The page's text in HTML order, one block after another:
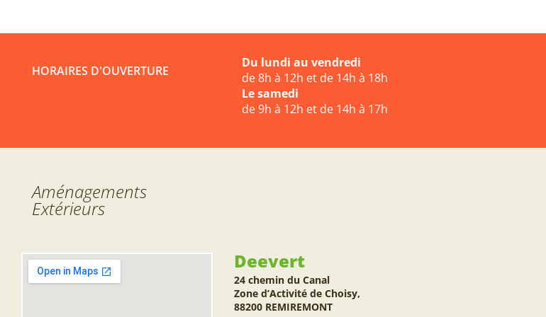
HORAIRES D'OUVERTURE
Du lundi au vendredi
de 8h à 12h et de 14h à 18h
Le samedi
de 9h à 12h et de 14h à 17h
Aménagements
Extérieurs
Deevert
24 chemin du Canal
Zone d’Activité de Choisy,
88200 REMIREMONT